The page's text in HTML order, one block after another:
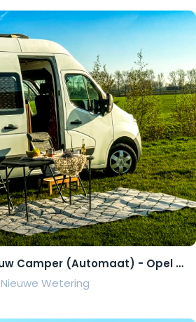
Ecologische Zelfbouw Camper (Automaat) - Opel Movano 2015 – Richard
Nieuwe Wetering